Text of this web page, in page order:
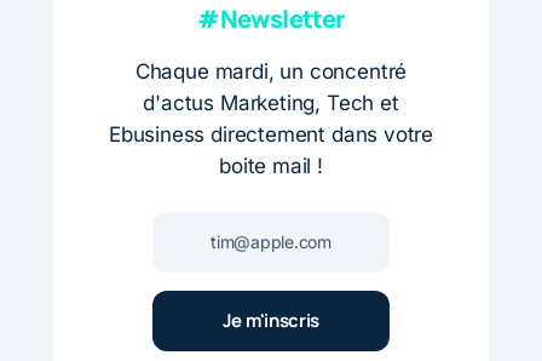
#Newsletter
Chaque mardi, un concentré
d'actus Marketing, Tech et
Ebusiness directement dans votre
boite mail !